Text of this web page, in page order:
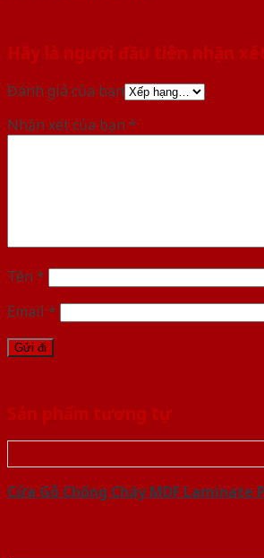
Hãy là người đầu tiên nhận xét
Đánh giá của bạn
Nhận xét của bạn *
Tên *
Email *
Sản phẩm tương tự
Cửa Gỗ Chống Cháy MDF Laminate